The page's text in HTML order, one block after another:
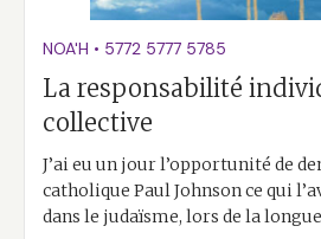
NOA'H • 5772 5777 5785
La responsabilité
collective
J’ai eu un jour l’opportunité de
catholique Paul Johnson ce qui
dans le judaïsme, lors de la